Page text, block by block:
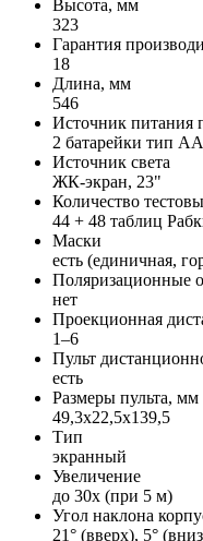
Высота, мм
323
Гарантия
18
Длина, мм
546
Источник питания
2 батарейки тип
Источник света
ЖК-экран, 23"
Количество
44 + 48 таблиц
Маски
есть (единичная,
Поляризационные
нет
Проекционная
1–6
Пульт
есть
Размеры пульта, мм
49,3x22,5x139,5
Тип
экранный
Увеличение
до 30x (при 5 м)
Угол наклона
21° (вверх), 5°